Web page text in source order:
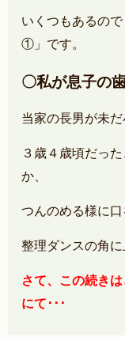
いくつもあるの
①」です。
〇私が息子の
当家の長男が未だ
３歳４歳頃だっ
か、
つんのめる様に口
整理ダンスの角
さて、この続き
にて･･･